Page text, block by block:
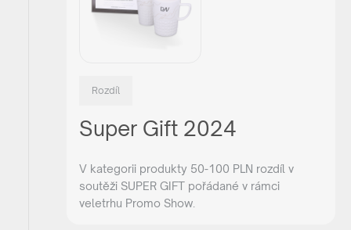
Rozdíl
Super Gift 2024
V kategorii produkty 50-100 PLN rozdíl v
soutěži SUPER GIFT pořádané v rámci
veletrhu Promo Show.